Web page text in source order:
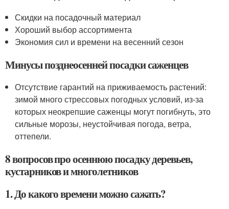
Скидки на посадочный материал
Хороший выбор ассортимента
Экономия сил и времени на весенний сезон
Минусы позднеосенней посадки саженцев
Отсутствие гарантий на приживаемость растений:
зимой много стрессовых погодных условий, из-за
которых неокрепшие саженцы могут погибнуть, это
сильные морозы, неустойчивая погода, ветра,
оттепели.
8 вопросов про осеннюю посадку деревьев,
кустарников и многолетников
1. До какого времени можно сажать?